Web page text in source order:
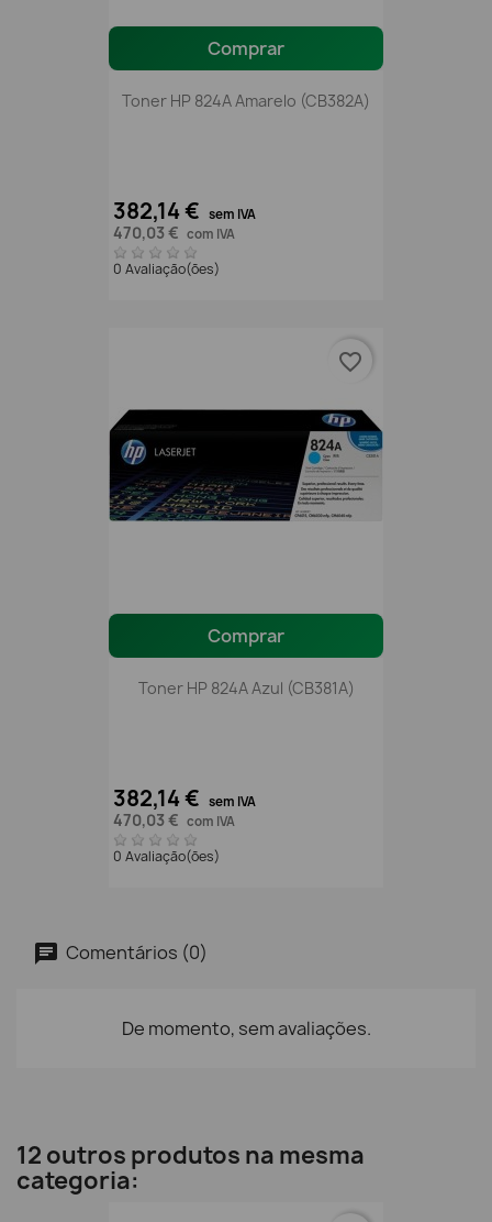
Comprar
Toner HP 824A Amarelo (CB382A)
382,14 € sem IVA
470,03 € com IVA
0 Avaliação(ões)
Comprar
Toner HP 824A Azul (CB381A)
382,14 € sem IVA
470,03 € com IVA
0 Avaliação(ões)
favorite_border
Comentários (0)
De momento, sem avaliações.
12 outros produtos na mesma
categoria: